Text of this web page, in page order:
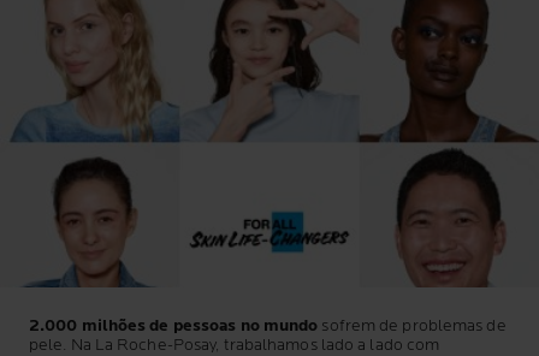
2.000 milhões de pessoas no mundo sofrem de problemas de
pele. Na La Roche-Posay, trabalhamos lado a lado com